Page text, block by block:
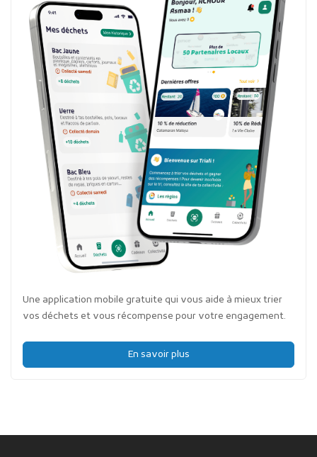
Une application mobile gratuite qui vous aide à mieux trier
vos déchets et vous récompense pour votre engagement.
En savoir plus